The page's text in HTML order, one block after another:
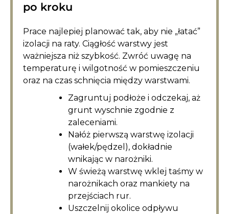
po kroku
Prace najlepiej planować tak, aby nie „łatać”
izolacji na raty. Ciągłość warstwy jest
ważniejsza niż szybkość. Zwróć uwagę na
temperaturę i wilgotność w pomieszczeniu
oraz na czas schnięcia między warstwami.
Zagruntuj podłoże i odczekaj, aż
grunt wyschnie zgodnie z
zaleceniami.
Nałóż pierwszą warstwę izolacji
(wałek/pędzel), dokładnie
wnikając w narożniki.
W świeżą warstwę wklej taśmy w
narożnikach oraz mankiety na
przejściach rur.
Uszczelnij okolice odpływu